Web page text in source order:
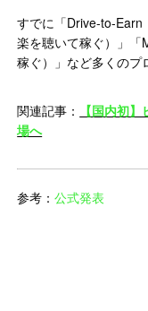
すでに「Drive-to-
楽を聴いて稼ぐ）」
稼ぐ）」など多くのプ
関連記事：
【国内初
場へ
参考：公式発表